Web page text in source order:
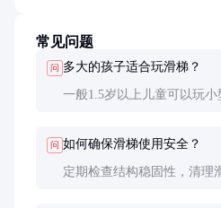
常见问题
问 多大的孩子适合玩滑梯？
一般1.5岁以上儿童可以玩
问 如何确保滑梯使用安全？
定期检查结构稳固性，清理